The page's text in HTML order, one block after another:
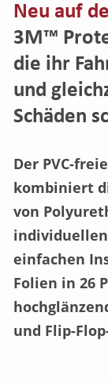
Neu auf
3M™
die ihr
und
Schäden
Der PVC-
kombiniert
von
einfachen
Folien in 26
und Flip-